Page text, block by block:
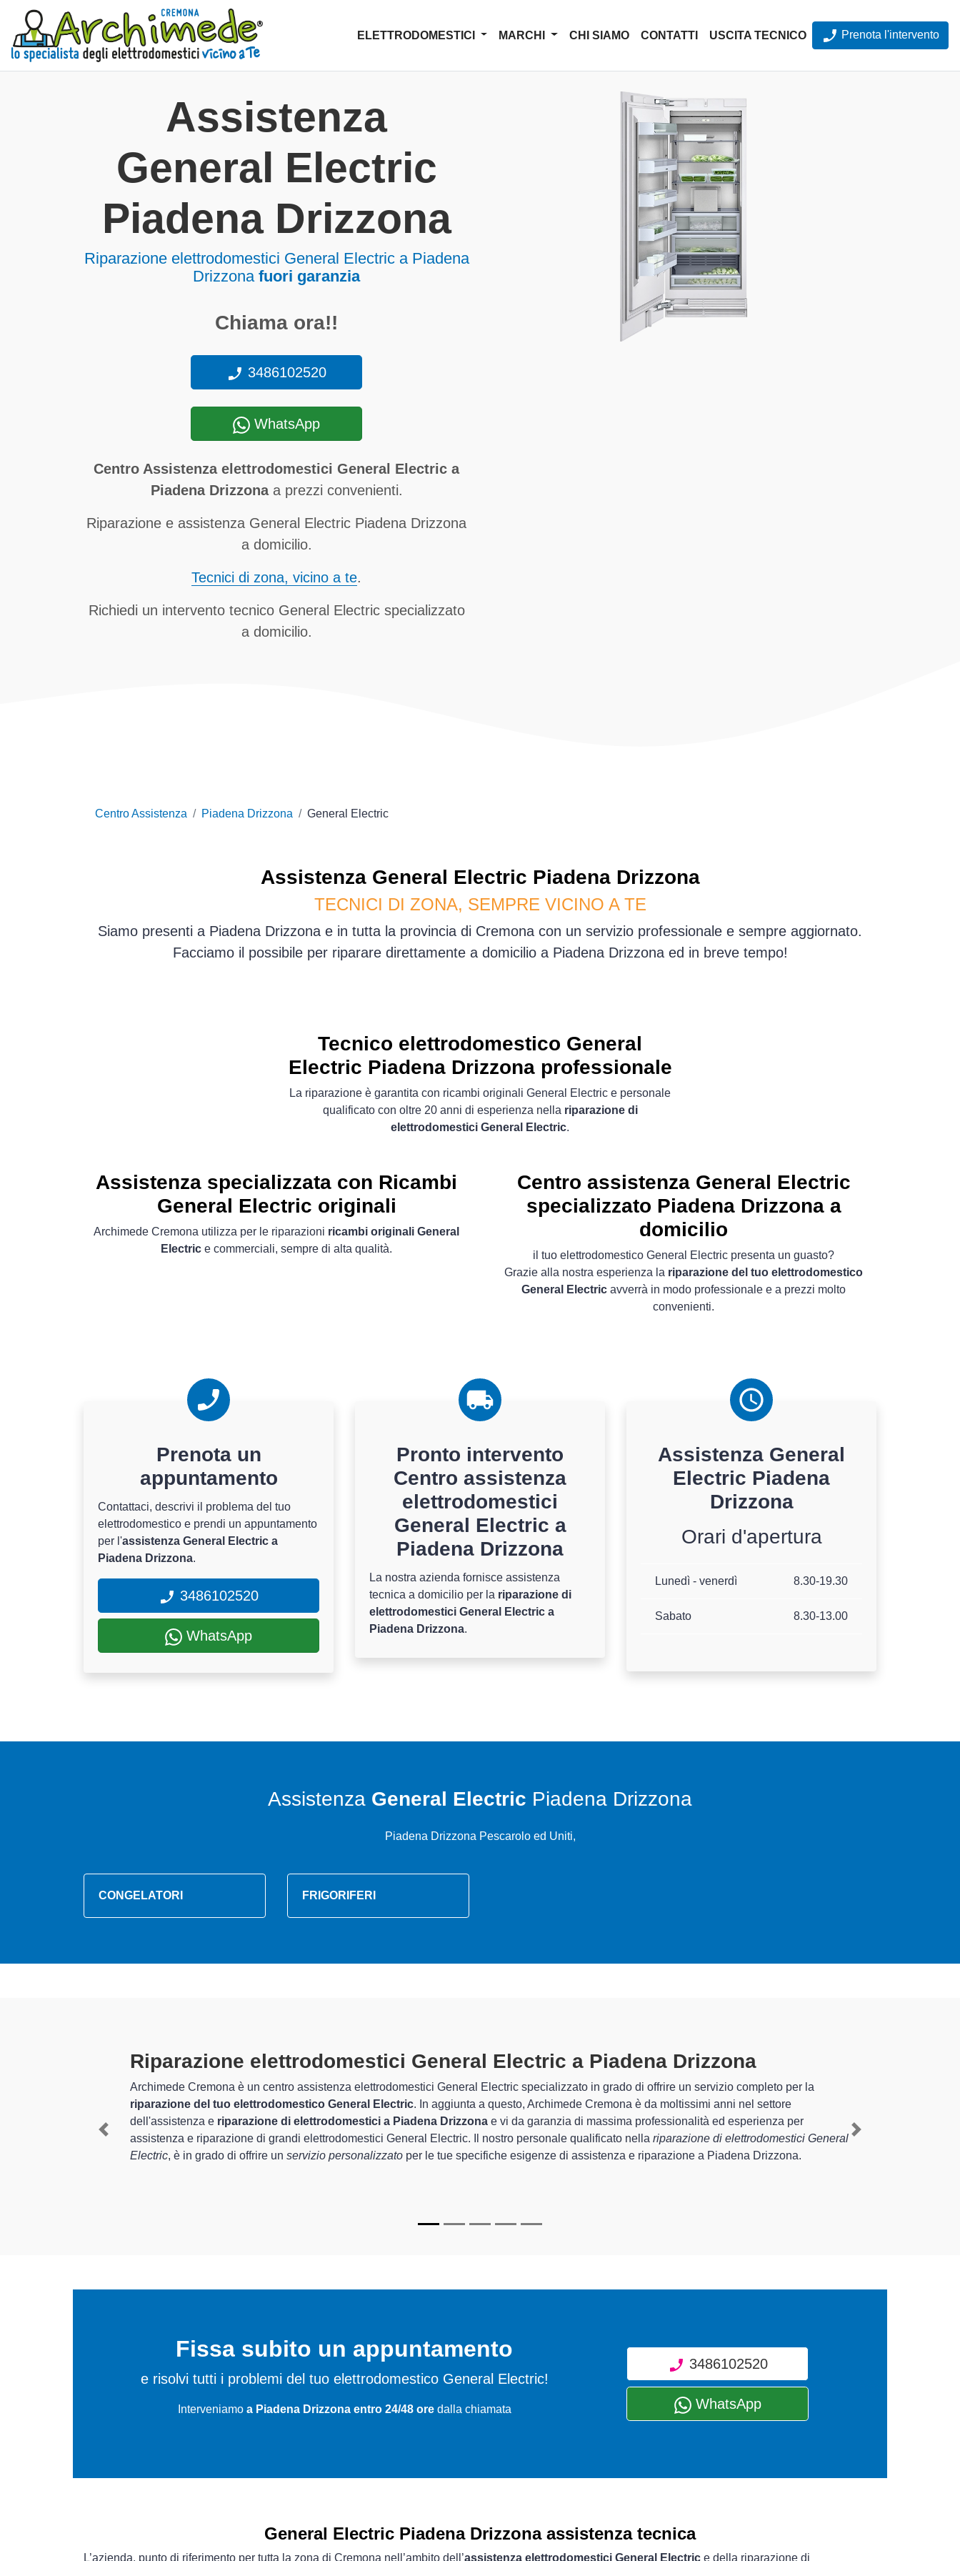
ELETTRODOMESTICI MARCHI CHI SIAMO CONTATTI USCITA TECNICO Prenota l'intervento
Assistenza
General Electric
Piadena Drizzona
Riparazione elettrodomestici General Electric a Piadena
Drizzona fuori garanzia
Chiama ora!!
3486102520
WhatsApp
Centro Assistenza elettrodomestici General Electric a
Piadena Drizzonaa prezzi convenienti.
Riparazione e assistenza General Electric Piadena Drizzona
a domicilio.
Tecnici di zona, vicino a te.
Richiedi un intervento tecnico General Electric specializzato
a domicilio.
Centro Assistenza Piadena Drizzona General Electric
Assistenza General Electric Piadena Drizzona
TECNICI DI ZONA, SEMPRE VICINO A TE
Siamo presenti a Piadena Drizzona e in tutta la provincia di Cremona con un servizio professionale e sempre aggiornato.
Facciamo il possibile per riparare direttamente a domicilio a Piadena Drizzona ed in breve tempo!
Tecnico elettrodomestico General
Electric Piadena Drizzona professionale
La riparazione è garantita con ricambi originali General Electric e personale
qualificato con oltre 20 anni di esperienza nella riparazione di
elettrodomestici General Electric.
Assistenza specializzata con Ricambi
General Electric originali
Archimede Cremona utilizza per le riparazioni ricambi originali General
Electric e commerciali, sempre di alta qualità.
Centro assistenza General Electric
specializzato Piadena Drizzona a
domicilio
il tuo elettrodomestico General Electric presenta un guasto?
Grazie alla nostra esperienza la riparazione del tuo elettrodomestico
General Electric avverrà in modo professionale e a prezzi molto
convenienti.
Prenota un
appuntamento
Contattaci, descrivi il problema del tuo
elettrodomestico e prendi un appuntamento
per l'assistenza General Electric a
Piadena Drizzona.
3486102520
WhatsApp
Pronto intervento
Centro assistenza
elettrodomestici
General Electric a
Piadena Drizzona
La nostra azienda fornisce assistenza
tecnica a domicilio per la riparazione di
elettrodomestici General Electric a
Piadena Drizzona.
Assistenza General
Electric Piadena
Drizzona
Orari d'apertura
Lunedì - venerdì 8.30-19.30
Sabato 8.30-13.00
Assistenza General Electric Piadena Drizzona
Piadena Drizzona Pescarolo ed Uniti,
CONGELATORI FRIGORIFERI
Tecnici Elettrodomestici General Electric A Piadena Drizzona
altamente preparati
I tecnici specializzati di Archimede Cremona sono in grado di garantire al cliente esperienza pluriennale nel territorio di Piadena Drizzona e
provincia per quel che riguarda la sistemazione e la riparazione del tuo elettrodomestico General Electric a Piadena Drizzona
, mediante il
ripristino rapido del corretto funzionamento degli apparecchi.
In più,i tecnici General Electric specializzatidi Archimede Cremona sono in grado di fornire interventi di diverse tipologie sugli
Previous Next
Fissa subito un appuntamento
e risolvi tutti i problemi del tuo elettrodomestico General Electric!
Interveniamo a Piadena Drizzona entro 24/48 oredalla chiamata
3486102520
WhatsApp
General Electric Piadena Drizzona assistenza tecnica
L’azienda, punto di riferimento per tutta la zona di Cremona nell’ambito dell’assistenza elettrodomestici General Electric e della riparazione di